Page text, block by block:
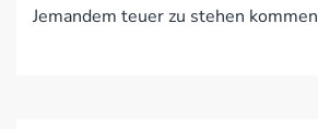
Jemandem teuer zu stehen kommen